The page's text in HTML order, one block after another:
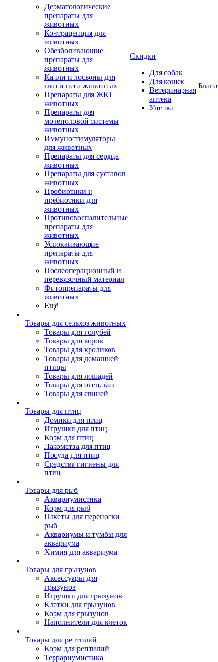
Дерматологические
препараты для
животных
Контрацепция для
животных
Обезболивающие
препараты для
животных
Капли и лосьоны для
глаз и носа животных
Препараты для ЖКТ
животных
Препараты для
мочеполовой системы
животных
Иммуностимуляторы
для животных
Препараты для сердца
животных
Препараты для суставов
животных
Пробиотики и
пребиотики для
животных
Противовоспалительные
препараты для
животных
Успокаивающие
препараты для
животных
Послеоперационный и
перевязочный материал
Фитопрепараты для
животных
Ещё
Товары для сельхоз животных
Товары для голубей
Товары для коров
Товары для кроликов
Товары для домашней
птицы
Товары для лошадей
Товары для овец, коз
Товары для свиней
Товары для птиц
Домики для птиц
Игрушки для птиц
Корм для птиц
Лакомства для птиц
Посуда для птиц
Средства гигиены для
птиц
Товары для рыб
Аквариумистика
Корм для рыб
Пакеты для переноски
рыб
Аквариумы и тумбы для
аквариума
Химия для аквариума
Товары для грызунов
Аксессуары для
грызунов
Игрушки для грызунов
Клетки для грызунов
Корм для грызунов
Наполнители для клеток
Товары для рептилий
Корм для рептилий
Террариумистика
Скидки
Для собак
Для кошек
Ветеринарная
аптека
Уценка